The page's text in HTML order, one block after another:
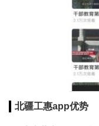
北疆工惠app优势